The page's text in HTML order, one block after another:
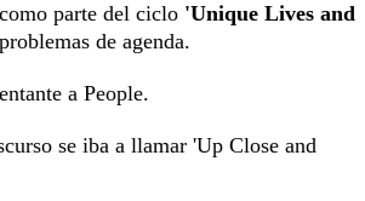
parte del ciclo 'Unique Lives and
de agenda.
a People.
se iba a llamar 'Up Close and